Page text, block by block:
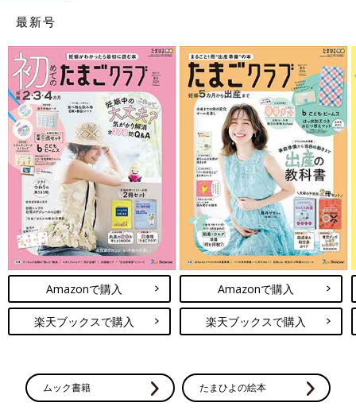
最新号
Amazonで購入
楽天ブックスで購入
Amazonで購入
楽天ブックスで購入
ムック書籍 たまひよの絵本